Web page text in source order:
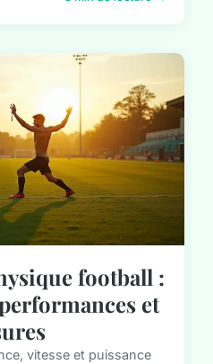
football :
et
vitesse et puissance